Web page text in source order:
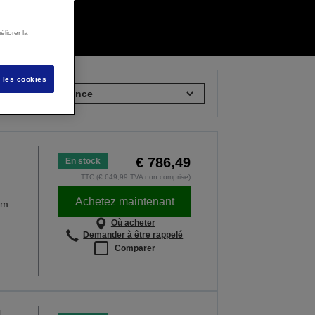
par :
En stock € 786,49
TTC (€ 649,99 TVA non comprise)
Achetez maintenant
Où acheter
Demander à être rappelé
Comparer
la
les cookies